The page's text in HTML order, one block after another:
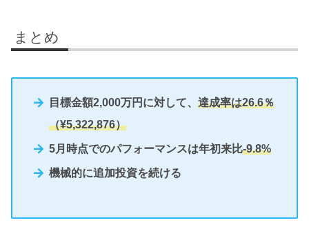
まとめ
目標金額2,000万円に対して、達成率は26.6％
（¥5,322,876）
5月時点でのパフォーマンスは年初来比-9.8%
機械的に追加投資を続ける